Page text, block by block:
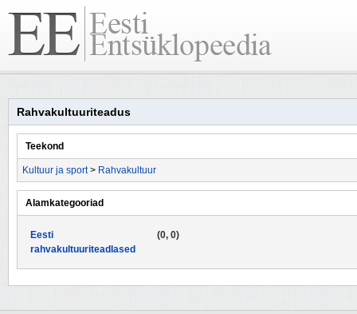
Rahvakultuuriteadus
Teekond
Kultuur ja sport> Rahvakultuur
Alamkategooriad
(0, 0)
Eesti
rahvakultuuriteadlased